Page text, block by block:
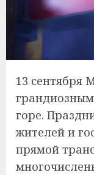
13 сентября
горе.
жителей и
прямой